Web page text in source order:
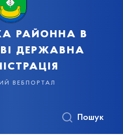
районна в
державна
вебпортал
Пошук